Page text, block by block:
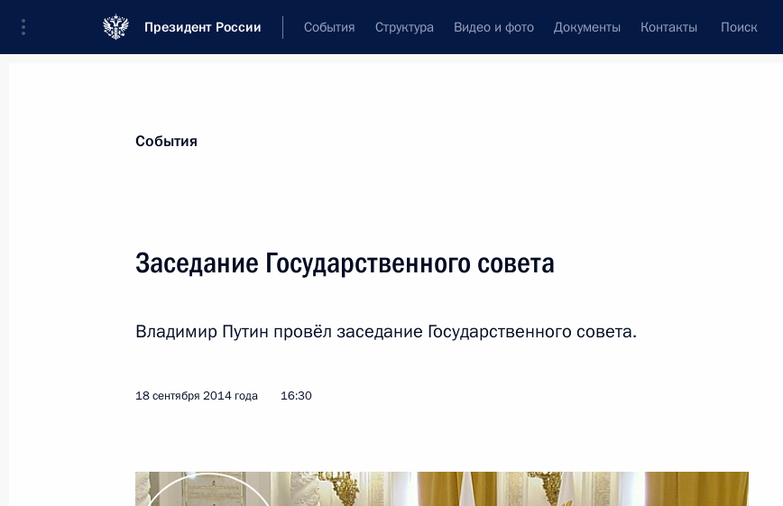
Президент России События Структура Видео и фото Документы Контакты Поиск
Лента событий Подписаться на ленту
Перечень поручений по итогам встречи с интернет-
События
Заседание Государственного совета
Владимир Путин провёл заседание Государственного совета.
18 сентября 2014 года 16:30